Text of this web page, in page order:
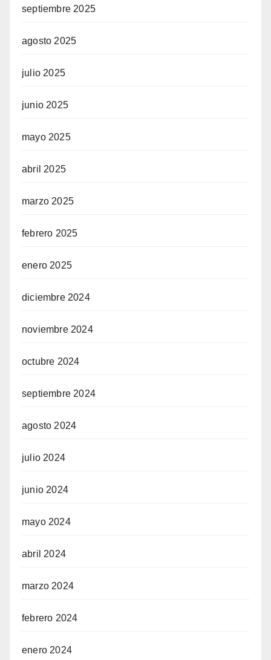
septiembre 2025
agosto 2025
julio 2025
junio 2025
mayo 2025
abril 2025
marzo 2025
febrero 2025
enero 2025
diciembre 2024
noviembre 2024
octubre 2024
septiembre 2024
agosto 2024
julio 2024
junio 2024
mayo 2024
abril 2024
marzo 2024
febrero 2024
enero 2024